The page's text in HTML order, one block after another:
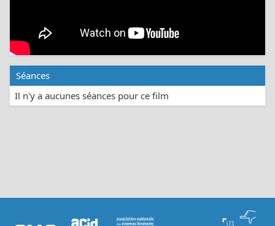
Séances
Il n'y a aucunes séances pour ce film